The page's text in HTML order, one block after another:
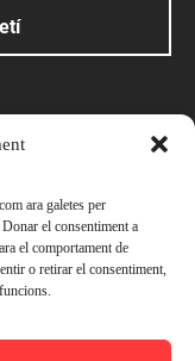
ara galetes per
el consentiment a
el comportament de
o retirar el consentiment,